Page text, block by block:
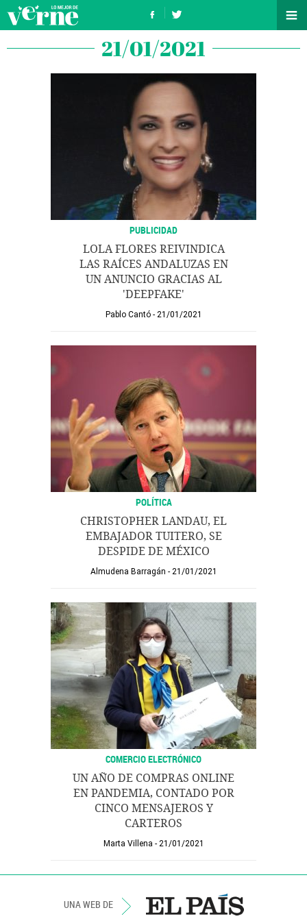
21/01/2021
PUBLICIDAD
LOLA FLORES REIVINDICA
LAS RAÍCES ANDALUZAS EN
UN ANUNCIO GRACIAS AL
'DEEPFAKE'
Pablo Cantó 21/01/2021
POLÍTICA
CHRISTOPHER LANDAU, EL
EMBAJADOR TUITERO, SE
DESPIDE DE MÉXICO
Almudena Barragán 21/01/2021
COMERCIO ELECTRÓNICO
UN AÑO DE COMPRAS ONLINE
EN PANDEMIA, CONTADO POR
CINCO MENSAJEROS Y
CARTEROS
Marta Villena 21/01/2021
UNA WEB DE